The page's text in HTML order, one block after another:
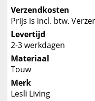
Verzendkosten
Prijs is incl. btw.
Levertijd
2-3 werkdagen
Materiaal
Touw
Merk
Lesli Living